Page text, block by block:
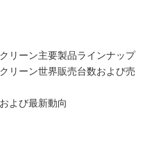
リーン主要製品ラインナップ
リーン世界販売台数および売
よび最新動向